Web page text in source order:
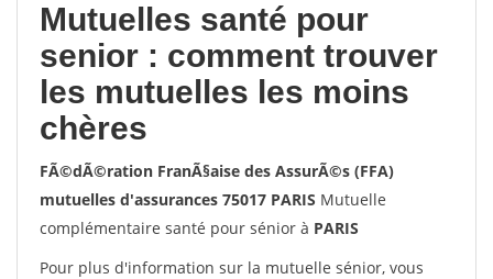
Mutuelles santé pour
senior : comment trouver
les mutuelles les moins
chères
FÃ©dÃ©ration FranÃ§aise des AssurÃ©s (FFA)
mutuelles d'assurances 75017 PARIS Mutuelle
complémentaire santé pour sénior à PARIS
Pour plus d'information sur la mutuelle sénior, vous